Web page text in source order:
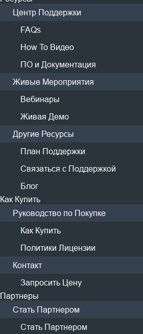
Центр Поддержки
FAQs
How To Видео
ПО и Документация
Живые Мероприятия
Вебинары
Живая Демо
Другие Ресурсы
План Поддержки
Связаться с Поддержкой
Блог
Как Купить
Руководство по Покупке
Как Купить
Политики Лицензии
Контакт
Запросить Цену
Партнеры
Стать Партнером
Стать Партнером
таких как Amazon S3, Microsoft
Быстрое
Прямое восстановление
оперативного возобновления
Ключевые